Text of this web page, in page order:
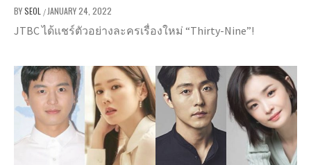
BYSEOL / JANUARY 24, 2022
JTBC ได้แชร์ตัวอย่างละครเรื่องใหม่ “Thirty-Nine”!